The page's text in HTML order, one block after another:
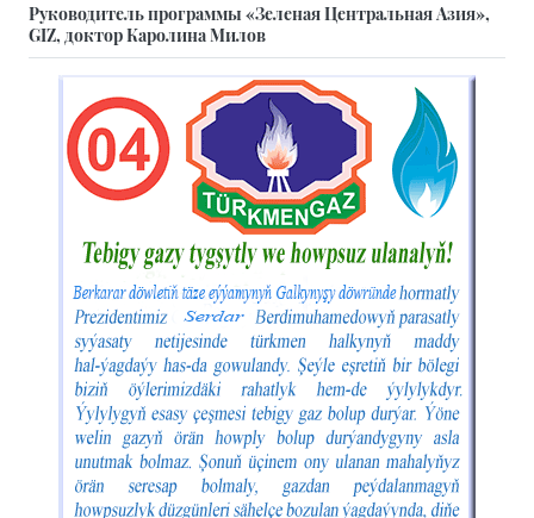
Руководитель программы «Зеленая Центральная Азия»,
GIZ, доктор Каролина Милов